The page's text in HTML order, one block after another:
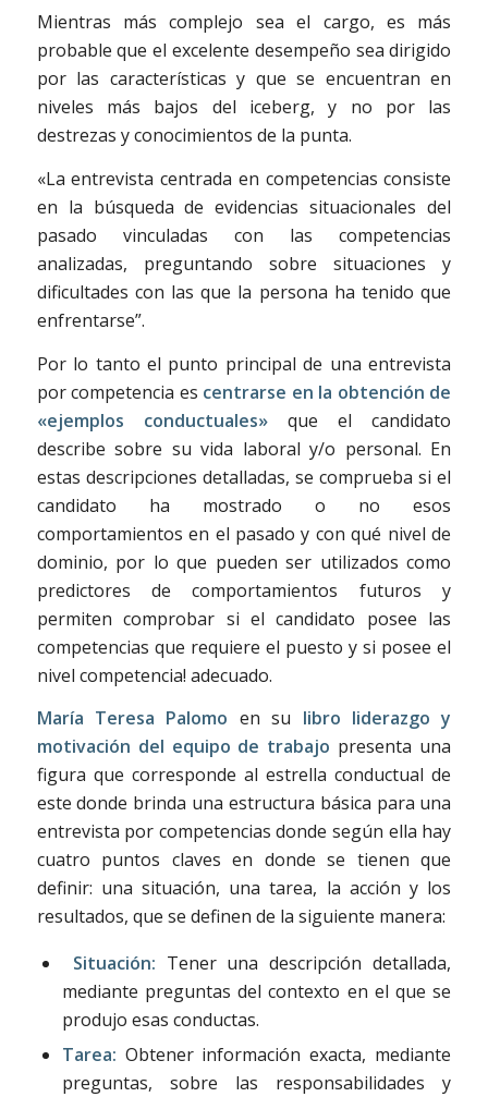
Mientras más complejo sea el cargo, es más
probable que el excelente desempeño sea dirigido
por las características y que se encuentran en
niveles más bajos del iceberg, y no por las
destrezas y conocimientos de la punta.
«La entrevista centrada en competencias consiste
en la búsqueda de evidencias situacionales del
pasado vinculadas con las competencias
analizadas, preguntando sobre situaciones y
dificultades con las que la persona ha tenido que
enfrentarse”.
Por lo tanto el punto principal de una entrevista
por competencia es centrarse en la obtención de
«ejemplos conductuales»que el candidato
describe sobre su vida laboral y/o personal. En
estas descripciones detalladas, se comprueba si el
candidato ha mostrado o no esos
comportamientos en el pasado y con qué nivel de
dominio, por lo que pueden ser utilizados como
predictores de comportamientos futuros y
permiten comprobar si el candidato posee las
competencias que requiere el puesto y si posee el
nivel competencia! adecuado.
María Teresa Palomo en su libro liderazgo y
motivación del equipo de trabajo presenta una
figura que corresponde al estrella conductual de
este donde brinda una estructura básica para una
entrevista por competencias donde según ella hay
cuatro puntos claves en donde se tienen que
definir: una situación, una tarea, la acción y los
resultados, que se definen de la siguiente manera:
Situación: Tener una descripción detallada,
mediante preguntas del contexto en el que se
produjo esas conductas.
Tarea: Obtener información exacta, mediante
preguntas, sobre las responsabilidades y